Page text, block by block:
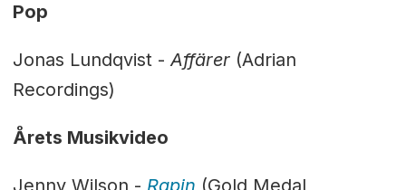
Pop
Jonas Lundqvist -Affärer(Adrian
Recordings)
Årets Musikvideo
Jenny Wilson - Rapin (Gold Medal